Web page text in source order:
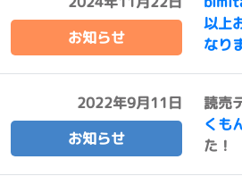
お知らせ
以上
なり
2022年9月11日
お知らせ
読売
くも
た！